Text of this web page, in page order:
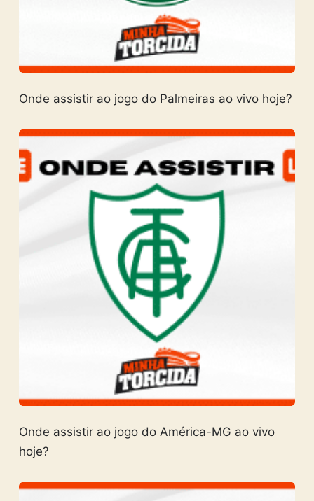
Onde assistir ao jogo do Palmeiras ao vivo hoje?
Onde assistir ao jogo do América-MG ao vivo
hoje?